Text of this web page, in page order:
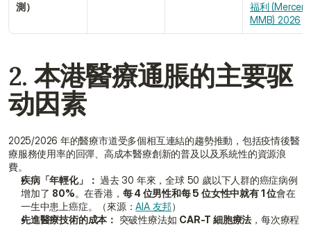
測）
福利 (Mercer
MMB) 2026
2. 本港醫療通脹的主要驱
动因素
2025/2026 年的醫療市道受多個相互連結的趨勢推動，包括疫情後醫
療服務使用率的回彈、高成本醫療創新的普及以及系統性的資源浪
費。
疾病「年輕化」： 過去 30 年來，全球 50 歲以下人群的癌症病例
增加了 80%。在香港， 每 4 位男性和每 5 位女性中就有 1 位會在
一生中患上癌症。（來源：AIA 友邦）
先進醫療技術的成本： 突破性療法如 CAR-T 細胞療法 ，每次療程